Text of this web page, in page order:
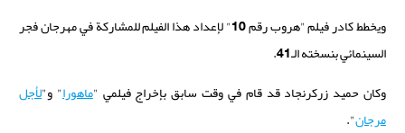
ويخطط كادر فيلم "هروب رقم 10" لإعداد هذا الفيلم للمشاركة في مهرجان فجر
السينمائي بنسخته الـ41.
وكان حميد زركرنجاد قد قام في وقت سابق بإخراج فيلمي "ماهورا" و"لأجل
مرجان".